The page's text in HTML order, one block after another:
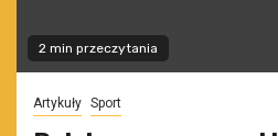
2 min przeczytania
Artykuły Sport